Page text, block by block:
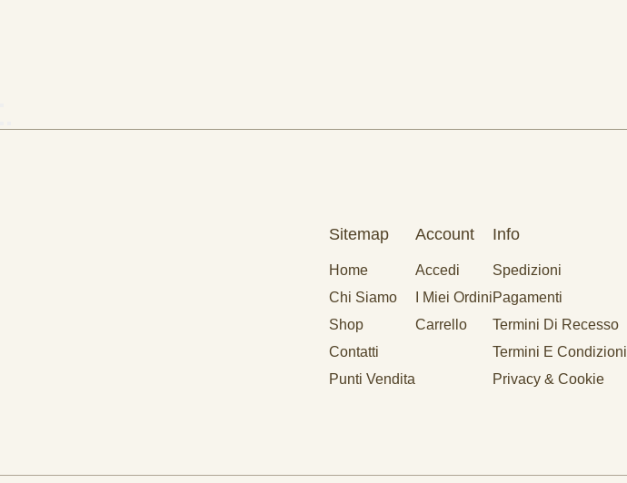
Sitemap
Home
Chi Siamo
Shop
Contatti
Punti Vendita
Account
Accedi
I Miei Ordini
Carrello
Info
Spedizioni
Pagamenti
Termini Di Recesso
Termini E Condizioni
Privacy & Cookie